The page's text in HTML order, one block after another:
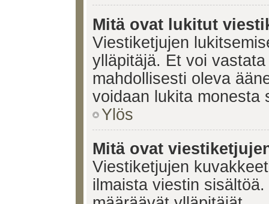
Mitä ovat lukitut
Viestiketjujen
ylläpitäjä. Et voi
mahdollisesti oleva
voidaan lukita monesta
Ylös
Mitä ovat
Viestiketjujen
ilmaista viestin